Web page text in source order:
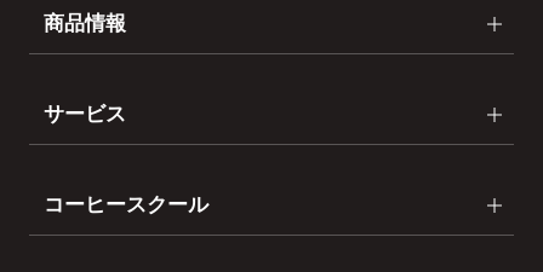
商品情報
サービス
コーヒースクール